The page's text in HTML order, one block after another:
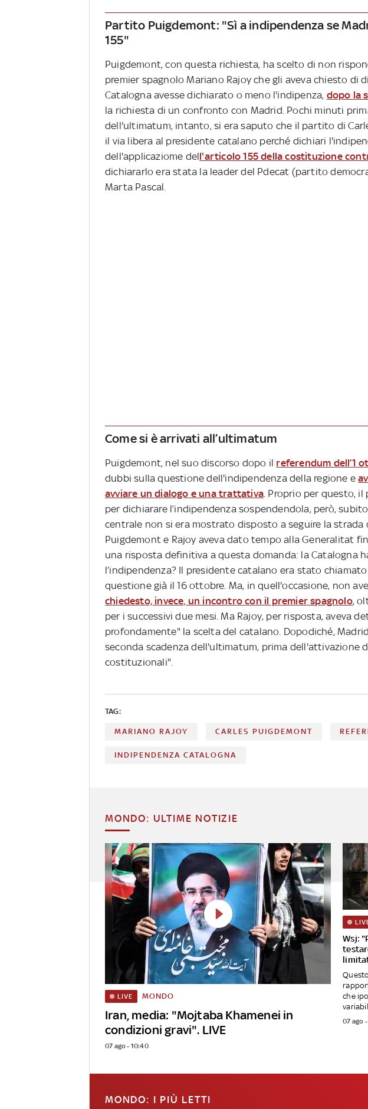
Partito Puigdemont: "Sì a indipendenza se
155"
Puigdemont, con questa richiesta, ha scelto di non
premier spagnolo Mariano Rajoy che gli aveva chiesto di
Catalogna avesse dichiarato o meno l'indipenza, dopo la
la richiesta di un confronto con Madrid. Pochi minuti
dell'ultimatum, intanto, si era saputo che il partito di
il via libera al presidente catalano perché dichiari
dell'applicaziome dell'articolo 155 della costituzione
dichiararlo era stata la leader del Pdecat (partito
Marta Pascal.
Come si è arrivati all’ultimatum
Puigdemont, nel suo discorso dopo il referendum dell’1
dubbi sulla questione dell'indipendenza della regione e
avviare un dialogo e una trattativa . Proprio per questo,
per dichiarare l’indipendenza sospendendola, però,
centrale non si era mostrato disposto a seguire la
Puigdemont e Rajoy aveva dato tempo alla Generalitat
una risposta definitiva a questa domanda: la Catalogna
l’indipendenza? Il presidente catalano era stato
questione già il 16 ottobre. Ma, in quell'occasione, non
chiedesto, invece, un incontro con il premier spagnolo,
per i successivi due mesi. Ma Rajoy, per risposta, aveva
profondamente" la scelta del catalano. Dopodiché,
seconda scadenza dell'ultimatum, prima dell'attivazione
costituzionali".
TAG:
MARIANO RAJOY CARLES PUIGDEMONT
INDIPENDENZA CATALOGNA
MONDO: ULTIME NOTIZIE
Iran, media: "Mojtaba Khamenei in
condizioni gravi". LIVE
LIVE MONDO
07 ago - 10:40
Wsj:
che
07 ago
MONDO: I PIÙ LETTI